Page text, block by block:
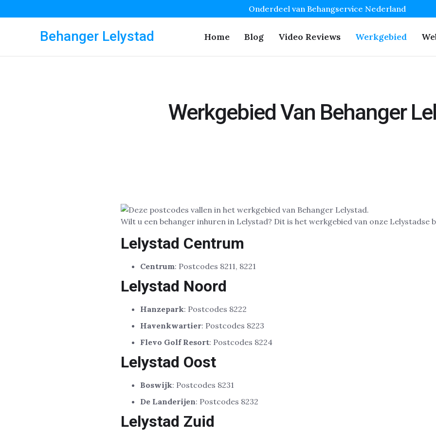
Onderdeel van Behangservice Nederland
Behanger Lelystad Home Blog Video Reviews Werkgebied
Werkgebied Van Behanger
Wilt u een behanger inhuren in Lelystad? Dit is het werkgebied van onze Lelystadse
Lelystad Centrum
Centrum: Postcodes 8211, 8221
Lelystad Noord
Hanzepark: Postcodes 8222
Havenkwartier: Postcodes 8223
Flevo Golf Resort: Postcodes 8224
Lelystad Oost
Boswijk: Postcodes 8231
De Landerijen: Postcodes 8232
Lelystad Zuid